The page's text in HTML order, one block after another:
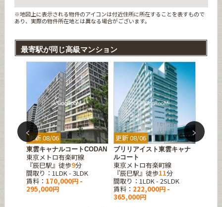
※地図上に表示される物件のアイコンは付近住所に所在することを表すもので
あり、実際の物件所在地とは異なる場合がございます。
最寄駅が同じ高級マンション
更新 08/06
東雲キャナルコートCODAN
東京メトロ有楽町線
『辰巳駅』徒歩9分
間取り：1LDK - 3LDK
賃料： 170,000円 -
295,000円
更新 08/06
ブリリアイスト東雲キャナ
ルコート
東京メトロ有楽町線
『辰巳駅』徒歩11分
間取り：1LDK - 2SLDK
賃料： 222,000円 -
365,000円
更新